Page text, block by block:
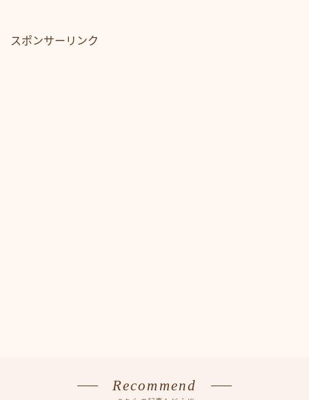
スポンサーリンク
Recommend